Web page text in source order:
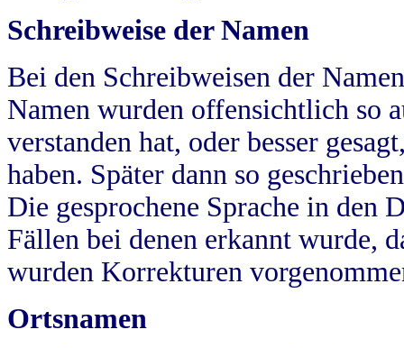
Schreibweise der Namen
Bei den Schreibweisen der
Namen wurden offensichtlich so
verstanden hat, oder besser
haben. Später dann so
Die gesprochene Sprache in
Fällen bei denen erkannt wurde,
wurden Korrekturen
Ortsnamen